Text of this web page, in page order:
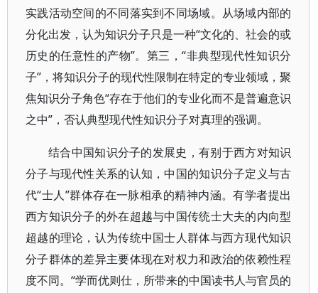
实践活动空间的不同落实到不同场域。从场域内部的
分化出发，认为知识分子只是一种“文化的、社会的或
历史的任意性的产物”。第三，“非典型现代性知识分
子”，将知识分子的现代性限制在特定的专业领域，聚
焦知识分子角色“存在于他们的专业化而不是普遍意识
之中”，否认典型现代性知识分子对真理的强调。
结合中国知识分子的发展史，有别于西方对知识
分子与现代性关系的认知，中国的知识分子定义与古
代“士人”群体存在一脉相承的精神内涵。有学者提出
西方知识分子的外在超越与中国传统士大夫的内向型
超越的理论，认为传统中国士人群体与西方现代知识
分子群体的差异主要体现在对权力和政治的依赖性程
度不同。“学而优则仕，所带来的中国读书人与官员的